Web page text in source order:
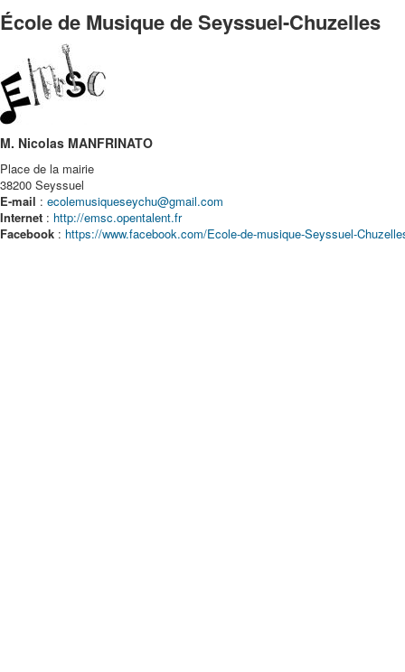
École de Musique de Seyssuel-Chuzelles
M. Nicolas MANFRINATO
Place de la mairie
38200 Seyssuel
E-mail : ecolemusiqueseychu@gmail.com
Internet : http://emsc.opentalent.fr
Facebook : https://www.facebook.com/Ecole-de-musique-Seyssuel-